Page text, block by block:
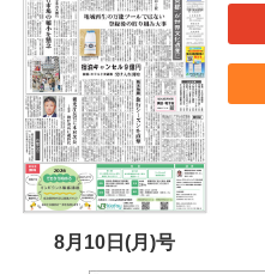
8月10日(月)号